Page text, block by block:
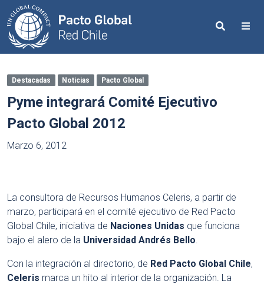
Search
Destacadas Noticias Pacto Global
Pyme integrará Comité Ejecutivo
Pacto Global 2012
Marzo 6, 2012
La consultora de Recursos Humanos Celeris, a partir de
marzo, participará en el comité ejecutivo de Red Pacto
Global Chile, iniciativa de Naciones Unidas que funciona
bajo el alero de la Universidad Andrés Bello.
Con la integración al directorio, de Red Pacto Global Chile,
Celeris marca un hito al interior de la organización. La